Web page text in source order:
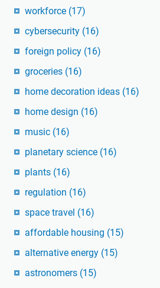
workforce (17)
cybersecurity (16)
foreign policy (16)
groceries (16)
home decoration ideas (16)
home design (16)
music (16)
planetary science (16)
plants (16)
regulation (16)
space travel (16)
affordable housing (15)
alternative energy (15)
astronomers (15)